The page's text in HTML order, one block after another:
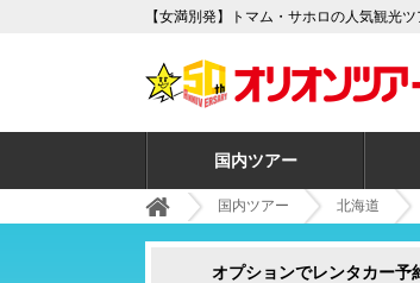
【女満別発】トマム・サホロの人気観光
国内ツアー
国内ツアー 北海道
オプションでレンタカー予